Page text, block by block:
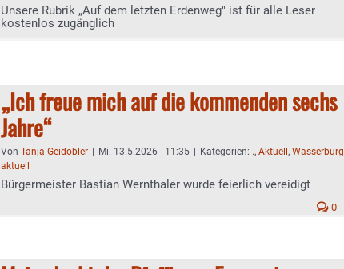
Unsere Rubrik „Auf dem letzten Erdenweg" ist für alle Leser
kostenlos zugänglich
„Ich freue mich auf die kommenden sechs
Jahre“
Von Tanja Geidobler Mi. 13.5.2026 - 11:35 Kategorien: ., Aktuell , Wasserburg
aktuell
Bürgermeister Bastian Wernthaler wurde feierlich vereidigt
0